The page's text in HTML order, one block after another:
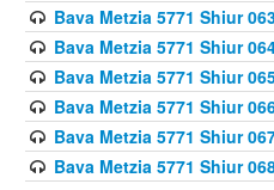
Bava Metzia 5771 Shiur
Bava Metzia 5771 Shiur
Bava Metzia 5771 Shiur
Bava Metzia 5771 Shiur
Bava Metzia 5771 Shiur
Bava Metzia 5771 Shiur